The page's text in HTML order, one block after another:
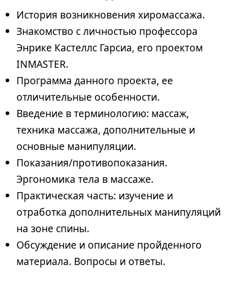
История возникновения хиромассажа.
Знакомство с личностью профессора
Энрике Кастеллс Гарсиа, его проектом
INMASTER.
Программа данного проекта, ее
отличительные особенности.
Введение в терминологию: массаж,
техника массажа, дополнительные и
основные манипуляции.
Показания/противопоказания.
Эргономика тела в массаже.
Практическая часть: изучение и
отработка дополнительных манипуляций
на зоне спины.
Обсуждение и описание пройденного
материала. Вопросы и ответы.